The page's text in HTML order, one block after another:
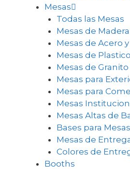
Mesas
Todas las Mesas
Mesas de Madera
Mesas de Acero
Mesas de
Mesas de Granito
Mesas para
Mesas para
Mesas
Mesas Altas de
Bases para
Mesas de
Colores de
Booths